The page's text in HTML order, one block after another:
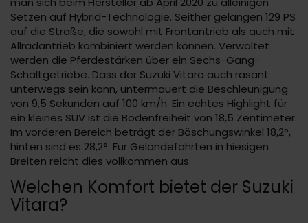
Setzen auf Hybrid-Technologie. Seither gelangen 129 PS
auf die Straße, die sowohl mit Frontantrieb als auch mit
Allradantrieb kombiniert werden können. Verwaltet
werden die Pferdestärken über ein Sechs-Gang-
Schaltgetriebe. Dass der Suzuki Vitara auch rasant
unterwegs sein kann, untermauert die Beschleunigung
von 9,5 Sekunden auf 100 km/h. Ein echtes Highlight für
ein kleines SUV ist die Bodenfreiheit von 18,5 Zentimeter.
Im vorderen Bereich beträgt der Böschungswinkel 18,2°,
hinten sind es 28,2°. Für Geländefahrten in hiesigen
Breiten reicht dies vollkommen aus.
Welchen Komfort bietet der Suzuki
Vitara?